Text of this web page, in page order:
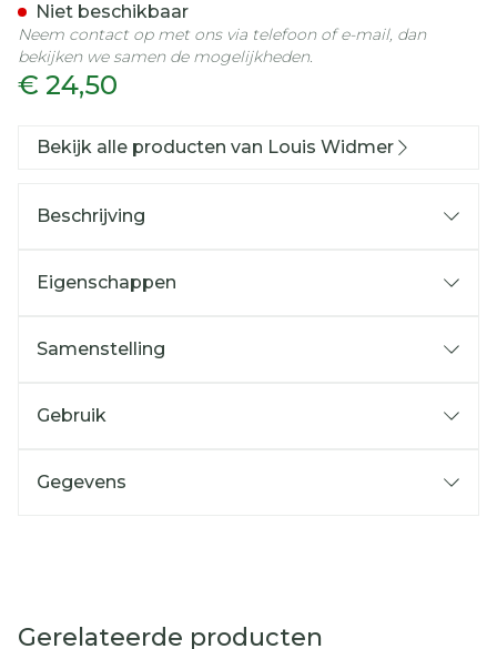
€ 24,50
Niet beschikbaar
Neem contact op met ons via telefoon of e-mail, dan
bekijken we samen de mogelijkheden.
Bekijk alle producten van Louis Widmer
Beschrijving
Eigenschappen
Samenstelling
Gebruik
Gegevens
Gerelateerde producten